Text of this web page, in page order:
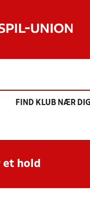
FIND KLUB NÆR DIG
et hold